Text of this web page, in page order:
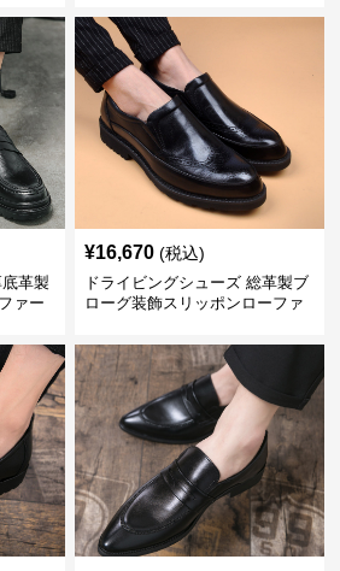
革製
ァー
¥16,670 (税込)
ドライビングシューズ 総革製ブ
ローグ装飾スリッポンローファ